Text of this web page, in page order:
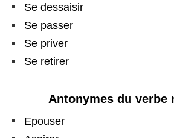
Se dessaisir
Se passer
Se priver
Se retirer
Antonymes du verbe
Epouser